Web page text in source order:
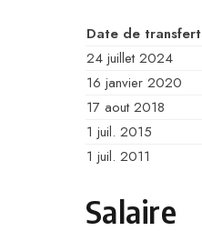
Date de transfert
24 juillet 2024
16 janvier 2020
17 aout 2018
1 juil. 2015
1 juil. 2011
Salaire